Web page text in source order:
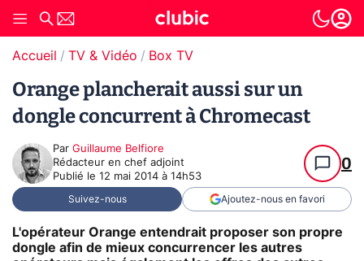
Accueil TV & Vidéo Box TV
Orange plancherait aussi sur un
dongle concurrent à Chromecast
Par Guillaume Belfiore
Rédacteur en chef adjoint
Publié le 12 mai 2014 à 14h53
0
Suivez-nous Ajoutez-nous en favori
L'opérateur Orange entendrait proposer son propre
dongle afin de mieux concurrencer les autres